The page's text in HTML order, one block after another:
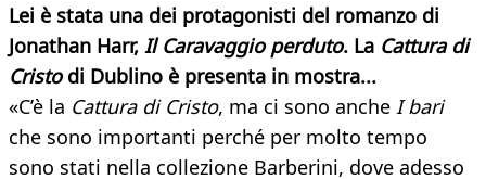
Lei è stata una dei protagonisti del romanzo di
Jonathan Harr, Il Caravaggio perduto. La Cattura di
Cristo di Dublino è presenta in mostra...
«C’è la Cattura di Cristo, ma ci sono anche I bari
che sono importanti perché per molto tempo
sono stati nella collezione Barberini, dove adesso